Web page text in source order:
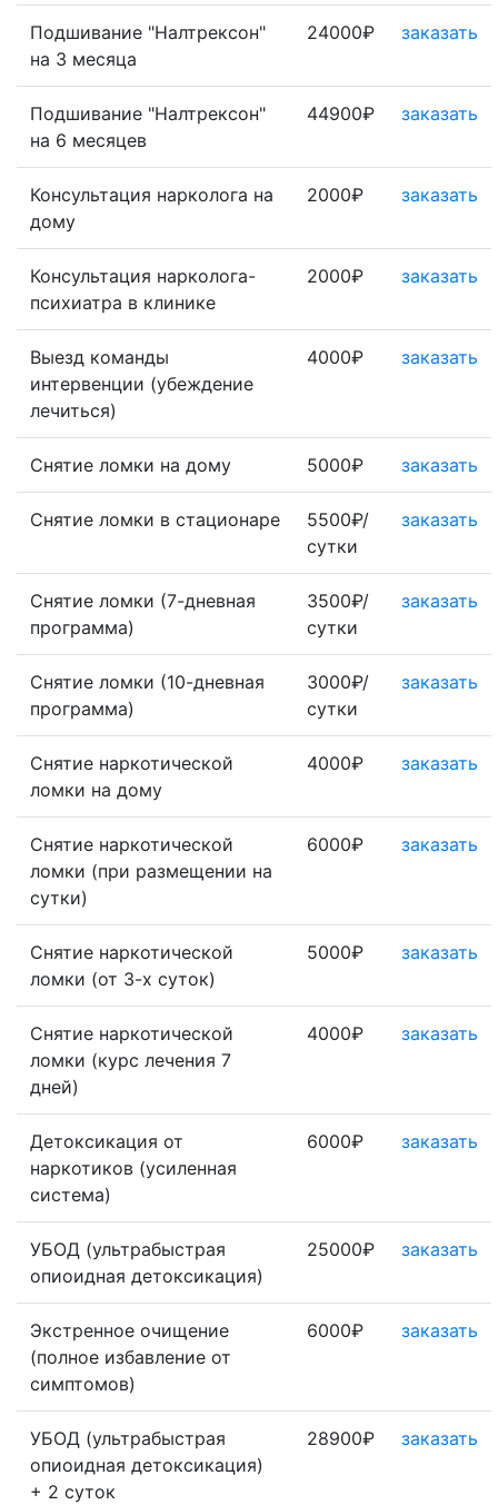
Подшивание "Налтрексон"
на 3 месяца
24000₽ заказать
Подшивание "Налтрексон"
на 6 месяцев
44900₽ заказать
Консультация нарколога на
дому
2000₽ заказать
Консультация нарколога-
психиатра в клинике
2000₽ заказать
Выезд команды
интервенции (убеждение
лечиться)
4000₽ заказать
Снятие ломки на дому 5000₽ заказать
Снятие ломки в стационаре
5500₽/
сутки
заказать
Снятие ломки (7-дневная
программа)
3500₽/
сутки
заказать
Снятие ломки (10-дневная
программа)
3000₽/
сутки
заказать
Снятие наркотической
ломки на дому
4000₽ заказать
Снятие наркотической
ломки (при размещении на
сутки)
6000₽ заказать
Снятие наркотической
ломки (от 3-х суток)
5000₽ заказать
Снятие наркотической
ломки (курс лечения 7
дней)
4000₽ заказать
Детоксикация от
наркотиков (усиленная
система)
6000₽ заказать
УБОД (ультрабыстрая
опиоидная детоксикация)
25000₽ заказать
Экстренное очищение
(полное избавление от
симптомов)
6000₽ заказать
УБОД (ультрабыстрая
опиоидная детоксикация)
+ 2 суток
28900₽ заказать